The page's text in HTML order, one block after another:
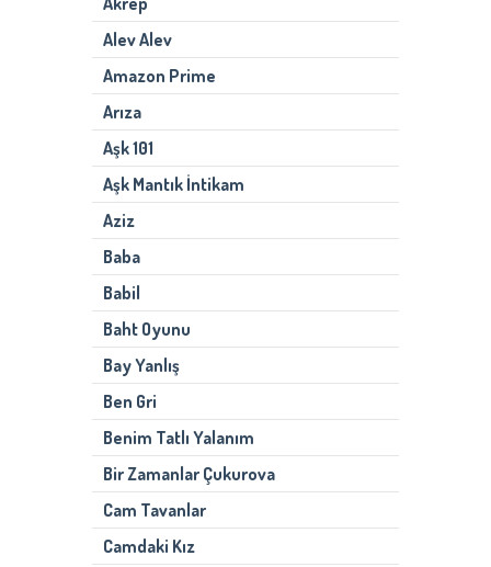
Alev Alev
Amazon Prime
Arıza
Aşk 101
Aşk Mantık İntikam
Aziz
Baba
Babil
Baht Oyunu
Bay Yanlış
Ben Gri
Benim Tatlı Yalanım
Bir Zamanlar Çukurova
Cam Tavanlar
Camdaki Kız